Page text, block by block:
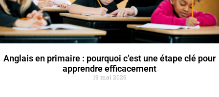
Anglais en primaire : pourquoi c’est une étape clé pour
apprendre efficacement
19 mai 2026